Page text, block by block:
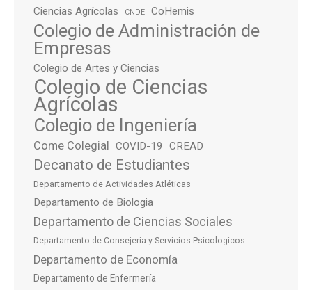
Ciencias Agrícolas CNDE CoHemis
Colegio de Administración de
Empresas
Colegio de Artes y Ciencias
Colegio de Ciencias
Agrícolas
Colegio de Ingeniería
Come Colegial COVID-19 CREAD
Decanato de Estudiantes
Departamento de Actividades Atléticas
Departamento de Biologia
Departamento de Ciencias Sociales
Departamento de Consejeria y Servicios Psicologicos
Departamento de Economía
Departamento de Enfermería